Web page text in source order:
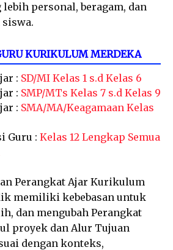
personal, beragam, dan
siswa.
KURIKULUM MERDEKA
: SD/MI Kelas 1 s.d Kelas 6
: SMP/MTs Kelas 7 s.d Kelas 9
: SMA/MA/Keagamaan Kelas
Guru : Kelas 12 Lengkap Semua
Perangkat Ajar Kurikulum
memiliki kebebasan untuk
dan mengubah Perangkat
proyek dan Alur Tujuan
dengan konteks,